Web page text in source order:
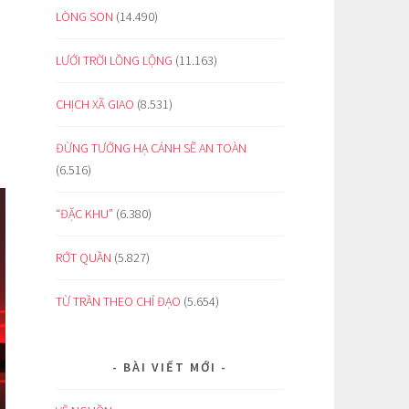
LÒNG SON (14.490)
LƯỚI TRỜI LỒNG LỘNG (11.163)
CHỊCH XÃ GIAO (8.531)
ĐỪNG TƯỞNG HẠ CÁNH SẼ AN TOÀN
(6.516)
“ĐẶC KHU” (6.380)
RỚT QUẦN (5.827)
TỪ TRẦN THEO CHỈ ĐẠO (5.654)
BÀI VIẾT MỚI